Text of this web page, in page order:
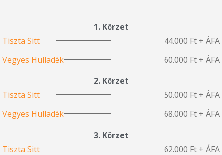
1. Körzet
Tiszta Sitt
44.000 Ft + ÁFA
Vegyes Hulladék
60.000 Ft + ÁFA
2. Körzet
Tiszta Sitt
50.000 Ft + ÁFA
Vegyes Hulladék
68.000 Ft + ÁFA
3. Körzet
Tiszta Sitt
62.000 Ft + ÁFA